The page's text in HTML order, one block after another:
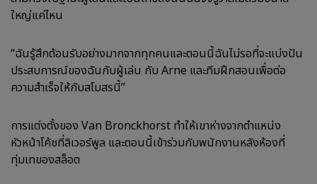
ใหญ่แค่ไหน
“ฉันรู้สึกต้อนรับอย่างมากจากทุกคนและตอนนี้ฉันไม่รอที่จะแบ่งปัน
ประสบการณ์ของฉันกับผู้เล่น กับ Arne และทีมฝึกสอนเพื่อต่อ
ความสำเร็จให้กับสโมสรนี้”
การแต่งตั้งของ Van Bronckhorst ทำให้เขาห่างจากตำแหน่ง
หัวหน้าโค้ชที่ลิเวอร์พูล และตอนนี้เข้าร่วมกับพนักงานหลังห้องที่
ทุ่มเทของสล็อต